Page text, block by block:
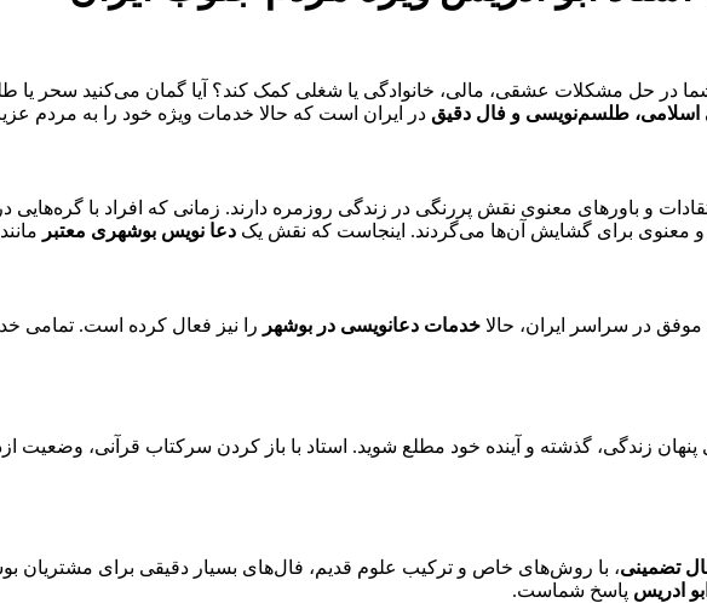
شما در حل مشکلات عشقی، مالی، خانوادگی یا شغلی کمک کند؟ آیا گمان می‌کنید سحر یا
اسلامی، طلسم‌نویسی و فال دقیق در ایران است که حالا خدمات ویژه خود را به مردم
و باورهای معنوی نقش پررنگی در زندگی روزمره دارند. زمانی که افراد با
معنوی برای گشایش آن‌ها می‌گردند. اینجاست که نقش یک دعا نویس بوشهری معتبر
موفق در سراسر ایران، حالا خدمات دعانویسی در بوشهر را نیز فعال کرده است. تمامی
پنهان زندگی، گذشته و آینده خود مطلع شوید. استاد با باز کردن سرکتاب قرآنی،
تضمینی، با روش‌های خاص و ترکیب علوم قدیم، فال‌های بسیار دقیقی برای مشتریان
ادریس پاسخ شماست.